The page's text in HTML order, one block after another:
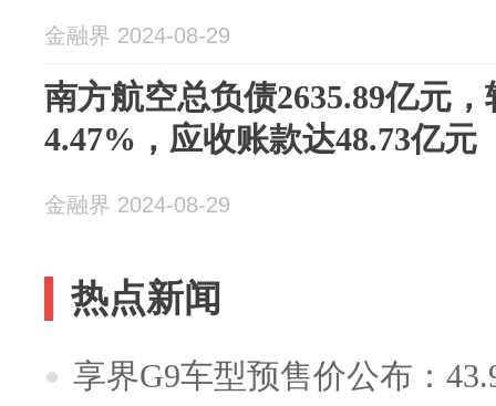
金融界 2024-08-29
南方航空总负债2635.89亿元
4.47%，应收账款达48.73亿元
金融界 2024-08-29
热点新闻
享界G9车型预售价公布：